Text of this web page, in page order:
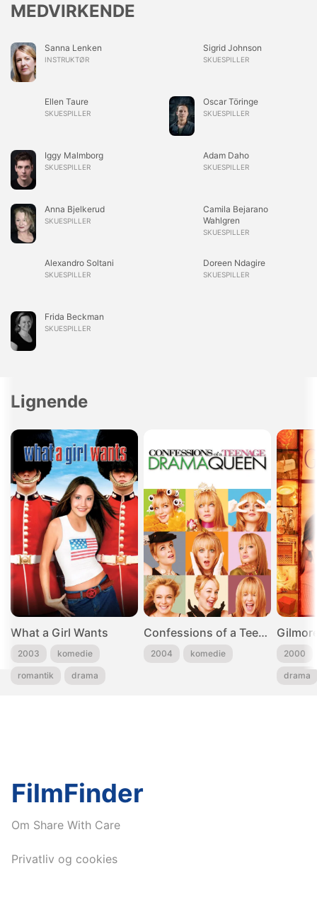
MEDVIRKENDE
Sanna Lenken
INSTRUKTØR
Sigrid Johnson
SKUESPILLER
Ellen Taure
SKUESPILLER
Oscar Töringe
SKUESPILLER
Iggy Malmborg
SKUESPILLER
Adam Daho
SKUESPILLER
Anna Bjelkerud
SKUESPILLER
Camila Bejarano
Wahlgren
SKUESPILLER
Alexandro Soltani
SKUESPILLER
Doreen Ndagire
SKUESPILLER
Frida Beckman
SKUESPILLER
Lignende
What a Girl Wants
2003 komedie
romantik drama
Confessions of a Teenage Drama Queen
2004 komedie 2000
drama
FilmFinder
Om Share With Care
Privatliv og cookies